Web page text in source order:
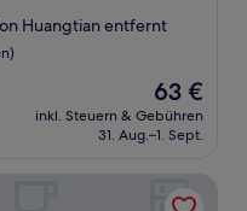
Huangtian entfernt
Der
Preis
beträgt
63 €
inkl. Steuern & Gebühren
31. Aug.–1. Sept.